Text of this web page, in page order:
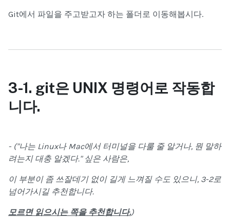
Git에서 파일을 주고받고자 하는 폴더로 이동해봅시다.
3-1. git은 UNIX 명령어로 작동합
니다.
- ("나는 Linux나 Mac에서 터미널을 다룰 줄 알거나, 뭔 말하
려는지 대충 알겠다." 싶은 사람은,
이 부분이 좀 쓰잘데기 없이 길게 느껴질 수도 있으니, 3-2로
넘어가시길 추천합니다.
모르면 읽으시는 쪽을 추천합니다.)